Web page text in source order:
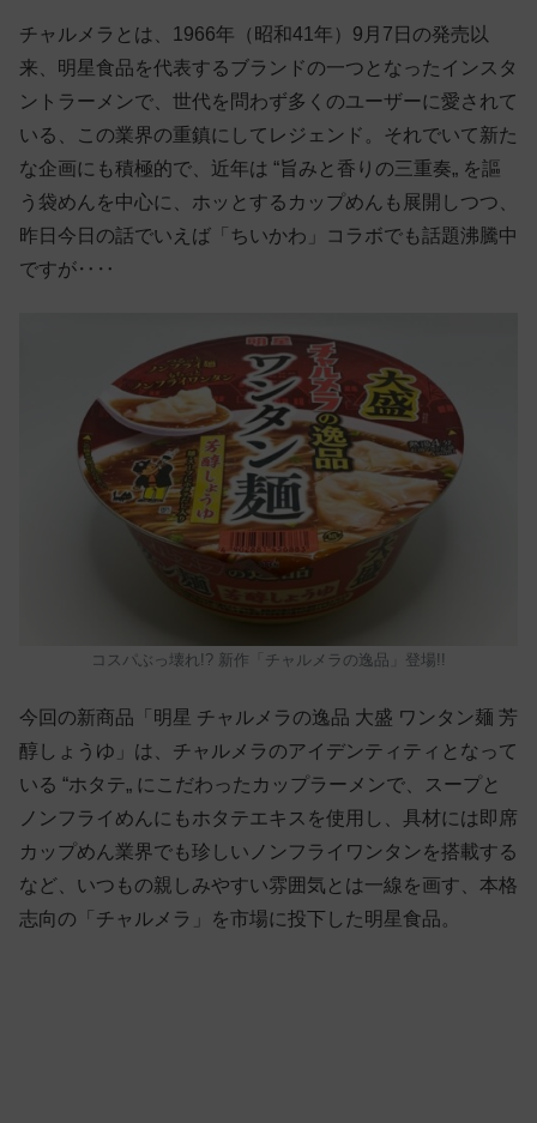
チャルメラとは、1966年（昭和41年）9月7日の発売以
来、明星食品を代表するブランドの一つとなったインスタ
ントラーメンで、世代を問わず多くのユーザーに愛されて
いる、この業界の重鎮にしてレジェンド。それでいて新た
な企画にも積極的で、近年は “旨みと香りの三重奏„ を謳
う袋めんを中心に、ホッとするカップめんも展開しつつ、
昨日今日の話でいえば「ちいかわ」コラボでも話題沸騰中
ですが‥‥
コスパぶっ壊れ!? 新作「チャルメラの逸品」登場!!
今回の新商品「明星 チャルメラの逸品 大盛 ワンタン麺 芳
醇しょうゆ」は、チャルメラのアイデンティティとなって
いる “ホタテ„ にこだわったカップラーメンで、スープと
ノンフライめんにもホタテエキスを使用し、具材には即席
カップめん業界でも珍しいノンフライワンタンを搭載する
など、いつもの親しみやすい雰囲気とは一線を画す、本格
志向の「チャルメラ」を市場に投下した明星食品。